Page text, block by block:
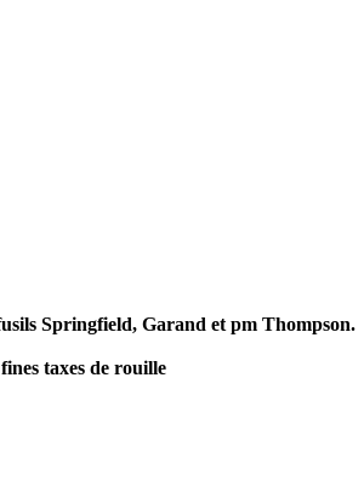
Springfield, Garand et pm Thompson.
taxes de rouille